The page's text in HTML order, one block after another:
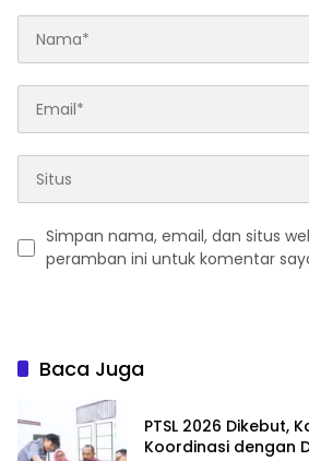
Simpan nama, email, dan situs
peramban ini untuk komentar
Baca Juga
PTSL 2026 Dikebut,
Koordinasi dengan